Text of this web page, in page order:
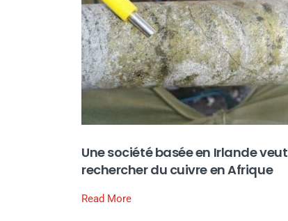
Une société basée en Irlande veut
rechercher du cuivre en Afrique
Read More